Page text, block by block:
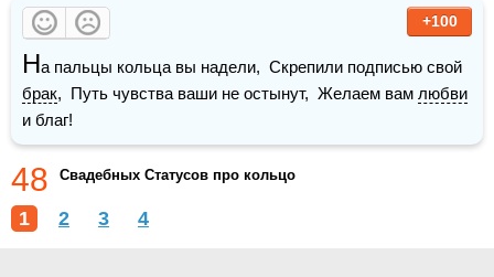
+100
Н
брак,  Путь чувства ваши не остынут,  Желаем вам любви
и благ!
48 Свадебных Статусов про кольцо
1 2 3 4